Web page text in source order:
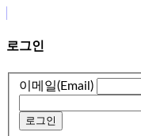
로그인
이메일(Email)
로그인